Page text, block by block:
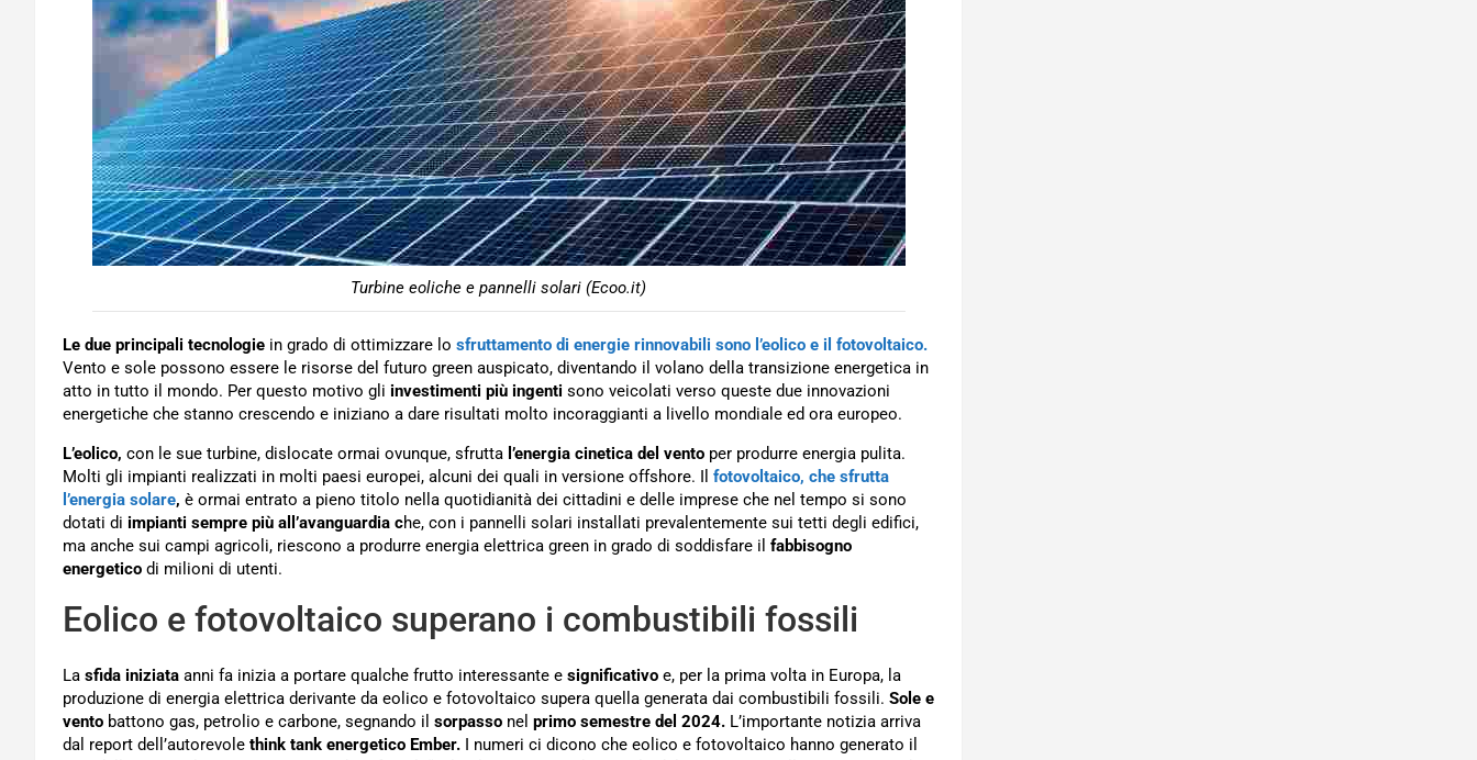
Turbine eoliche e pannelli solari (Ecoo.it)
Le due principali tecnologie in grado di ottimizzare lo sfruttamento di energie rinnovabili sono l’eolico e il fotovoltaico.
Vento e sole possono essere le risorse del futuro green auspicato, diventando il volano della transizione energetica in
atto in tutto il mondo. Per questo motivo gli investimenti più ingenti sono veicolati verso queste due innovazioni
energetiche che stanno crescendo e iniziano a dare risultati molto incoraggianti a livello mondiale ed ora europeo.
L’eolico, con le sue turbine, dislocate ormai ovunque, sfrutta l’energia cinetica del vento per produrre energia pulita.
Molti gli impianti realizzati in molti paesi europei, alcuni dei quali in versione offshore. Il fotovoltaico, che sfrutta
l’energia solare, è ormai entrato a pieno titolo nella quotidianità dei cittadini e delle imprese che nel tempo si sono
dotati di impianti sempre più all’avanguardia che, con i pannelli solari installati prevalentemente sui tetti degli edifici,
ma anche sui campi agricoli, riescono a produrre energia elettrica green in grado di soddisfare il fabbisogno
energetico di milioni di utenti.
Eolico e fotovoltaico superano i combustibili fossili
La sfida iniziata anni fa inizia a portare qualche frutto interessante e significativo e, per la prima volta in Europa, la
produzione di energia elettrica derivante da eolico e fotovoltaico supera quella generata dai combustibili fossili. Sole e
vento battono gas, petrolio e carbone, segnando il sorpasso nel primo semestre del 2024. L’importante notizia arriva
dal report dell’autorevole think tank energetico Ember. I numeri ci dicono che eolico e fotovoltaico hanno generato il